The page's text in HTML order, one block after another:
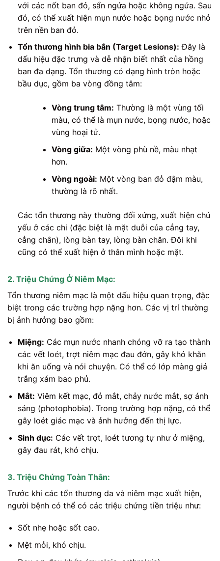
với các nốt ban đỏ, sẩn ngứa hoặc không ngứa. Sau
đó, có thể xuất hiện mụn nước hoặc bọng nước nhỏ
trên nền ban đỏ.
Tổn thương hình bia bắn (Target Lesions): Đây là
dấu hiệu đặc trưng và dễ nhận biết nhất của hồng
ban đa dạng. Tổn thương có dạng hình tròn hoặc
bầu dục, gồm ba vòng đồng tâm:
Vòng trung tâm: Thường là một vùng tối
màu, có thể là mụn nước, bọng nước, hoặc
vùng hoại tử.
Vòng giữa: Một vòng phù nề, màu nhạt
hơn.
Vòng ngoài: Một vòng ban đỏ đậm màu,
thường là rõ nhất.
Các tổn thương này thường đối xứng, xuất hiện chủ
yếu ở các chi (đặc biệt là mặt duỗi của cẳng tay,
cẳng chân), lòng bàn tay, lòng bàn chân. Đôi khi
cũng có thể xuất hiện ở thân mình hoặc mặt.
2. Triệu Chứng Ở Niêm Mạc:
Tổn thương niêm mạc là một dấu hiệu quan trọng, đặc
biệt trong các trường hợp nặng hơn. Các vị trí thường
bị ảnh hưởng bao gồm:
Miệng: Các mụn nước nhanh chóng vỡ ra tạo thành
các vết loét, trợt niêm mạc đau đớn, gây khó khăn
khi ăn uống và nói chuyện. Có thể có lớp màng giả
trắng xám bao phủ.
Mắt: Viêm kết mạc, đỏ mắt, chảy nước mắt, sợ ánh
sáng (photophobia). Trong trường hợp nặng, có thể
gây loét giác mạc và ảnh hưởng đến thị lực.
Sinh dục: Các vết trợt, loét tương tự như ở miệng,
gây đau rát, khó chịu.
3. Triệu Chứng Toàn Thân:
Trước khi các tổn thương da và niêm mạc xuất hiện,
người bệnh có thể có các triệu chứng tiền triệu như:
Sốt nhẹ hoặc sốt cao.
Mệt mỏi, khó chịu.